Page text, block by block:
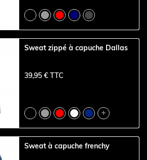
Sweat zippé à capuche Dallas
39,95 € TTC

Sweat à capuche frenchy